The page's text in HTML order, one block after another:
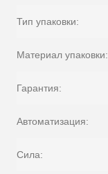
Тип упаковки:
Материал упаковки:
Гарантия:
Автоматизация:
Сила: